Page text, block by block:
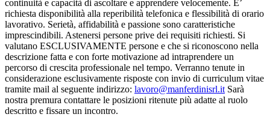
continuità e capacità di ascoltare e apprendere velocemente. E’
richiesta disponibilità alla reperibilità telefonica e flessibilità di orario
lavorativo. Serietà, affidabilità e passione sono caratteristiche
imprescindibili. Astenersi persone prive dei requisiti richiesti. Si
valutano ESCLUSIVAMENTE persone e che si riconoscono nella
descrizione fatta e con forte motivazione ad intraprendere un
percorso di crescita professionale nel tempo. Verranno tenute in
considerazione esclusivamente risposte con invio di curriculum vitae
tramite mail al seguente indirizzo: lavoro@manferdinisrl.it Sarà
nostra premura contattare le posizioni ritenute più adatte al ruolo
descritto e fissare un incontro.